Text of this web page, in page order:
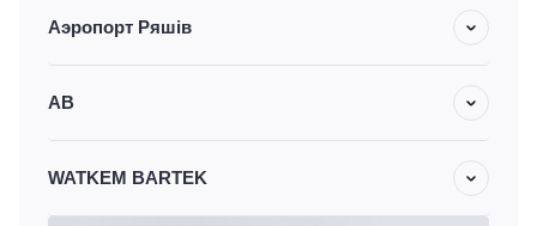
Аэропорт Ряшів
АВ
WATKEM BARTEK